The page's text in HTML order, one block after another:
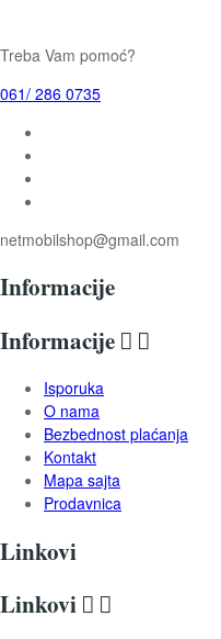
Treba Vam pomoć?
061/ 286 0735
netmobilshop@gmail.com
Informacije
Informacije  
Isporuka
O nama
Bezbednost plaćanja
Kontakt
Mapa sajta
Prodavnica
Linkovi
Linkovi  